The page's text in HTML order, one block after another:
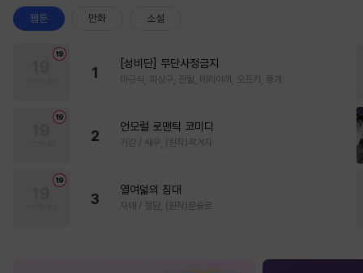
웹툰 만화 소설
1
[성비단] 무단사정금지
마규식, 피상구, 진월, 테리야끼, 오프카, 뚱개
2
언모럴 로맨틱 코미디
가감 / 쌔우, (원작)곽겨자
3
열여덟의 침대
자태 / 청담, (원작)문슬로